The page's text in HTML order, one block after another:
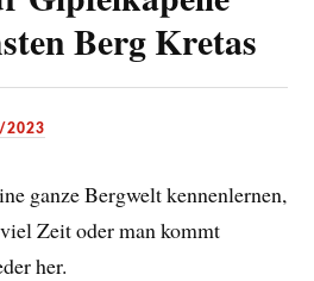
Berg Kretas
2023
ganze Bergwelt kennenlernen,
Zeit oder man kommt
her.